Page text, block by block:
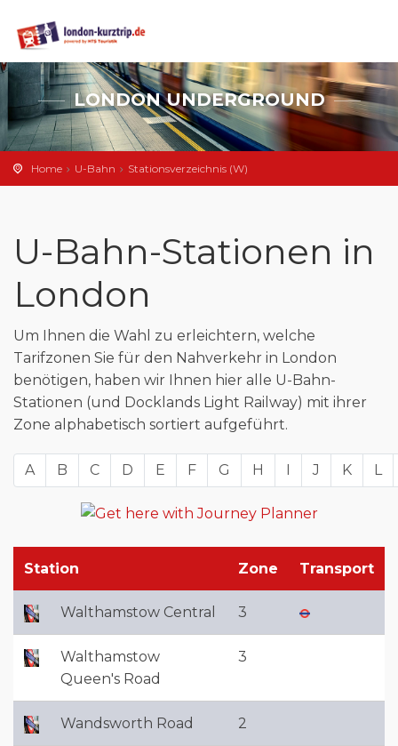
LONDON UNDERGROUND
Home U-Bahn Stationsverzeichnis (W)
U-Bahn-Stationen in
London
Um Ihnen die Wahl zu erleichtern, welche
Tarifzonen Sie für den Nahverkehr in London
benötigen, haben wir Ihnen hier alle U-Bahn-
Stationen (und Docklands Light Railway) mit ihrer
Zone alphabetisch sortiert aufgeführt.
A B C D E F G H I J K L
Station Zone Transport
Walthamstow Central 3
Walthamstow
Queen's Road
3
Wandsworth Road 2